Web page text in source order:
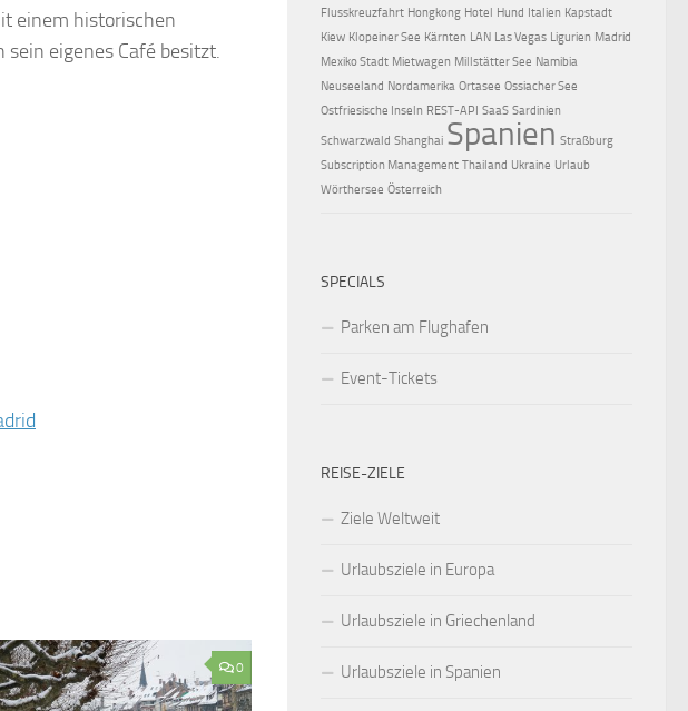
einem historischen
eigenes Café besitzt.
0
Flusskreuzfahrt Hongkong Hotel Hund Italien Kapstadt
Kiew Klopeiner See Kärnten LAN Las Vegas Ligurien Madrid
Mexiko Stadt Mietwagen Millstätter See Namibia
Neuseeland Nordamerika Ortasee Ossiacher See
Ostfriesische Inseln REST-API SaaS Sardinien
Schwarzwald Shanghai Spanien Straßburg
Subscription Management Thailand Ukraine Urlaub
Wörthersee Österreich
SPECIALS
Parken am Flughafen
Event-Tickets
REISE-ZIELE
Ziele Weltweit
Urlaubsziele in Europa
Urlaubsziele in Griechenland
Urlaubsziele in Spanien